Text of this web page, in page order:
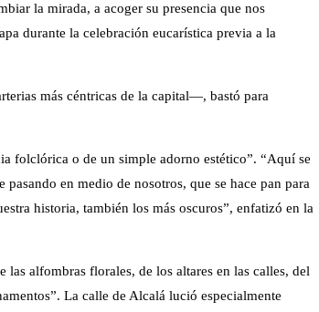
la mirada, a acoger su presencia que nos
durante la celebración eucarística previa a la
más céntricas de la capital—, bastó para
folclórica o de un simple adorno estético”. “Aquí se
en medio de nosotros, que se hace pan para
historia, también los más oscuros”, enfatizó en la
las alfombras florales, de los altares en las calles, del
La calle de Alcalá lució especialmente